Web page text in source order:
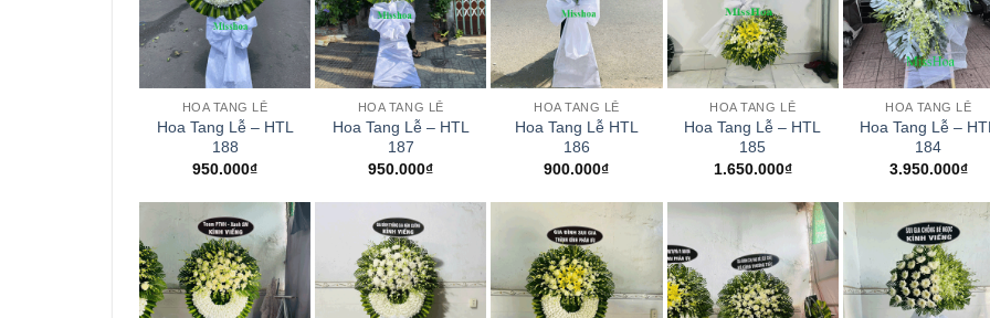
HOA TANG LỄ
Hoa Tang Lễ – HTL
188
950.000₫
+
HOA TANG LỄ
Hoa Tang Lễ – HTL
187
950.000₫
+
HOA TANG LỄ
Hoa Tang Lễ HTL
186
900.000₫
+
HOA TANG LỄ
Hoa Tang Lễ – HTL
185
1.650.000₫
+
HOA TANG LỄ
Hoa Tang Lễ –
184
3.950.000₫